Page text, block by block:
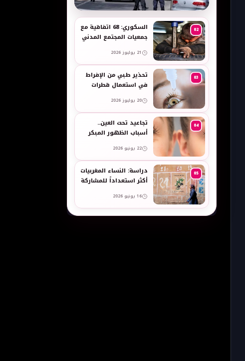
به
02
السكوري: 68 اتفاقية مع
جمعيات المجتمع المدني
والنساء في العمل
21 يوليوز 2026
03
تحذير طبي من الإفراط
في استعمال قطرات
المضيقة للأوعية
20 يوليوز 2026
04
تجاعيد تحت العين..
أسباب الظهور المبكر
بالبشرة الحساسة -
taroudant press
22 يونيو 2026
05
دراسة: النساء المغربيات
أكثر استعداداً للمشاركة
بالرجال
16 يونيو 2026